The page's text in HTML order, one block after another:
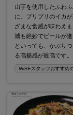
山芋を使用したふわ
に、プリプリのイカ
ざまな食感が味わえ
減も絶妙でビールが
といっても、かぶり
る高揚感が最高です。
WiSEスタッフおすすめ